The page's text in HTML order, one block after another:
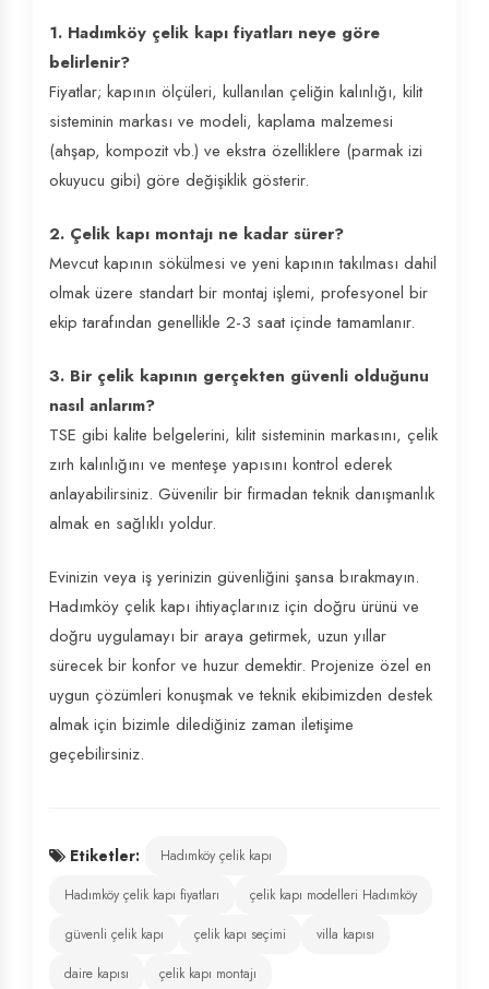
1. Hadımköy çelik kapı fiyatları neye göre
belirlenir?
Fiyatlar; kapının ölçüleri, kullanılan çeliğin kalınlığı, kilit
sisteminin markası ve modeli, kaplama malzemesi
(ahşap, kompozit vb.) ve ekstra özelliklere (parmak izi
okuyucu gibi) göre değişiklik gösterir.
2. Çelik kapı montajı ne kadar sürer?
Mevcut kapının sökülmesi ve yeni kapının takılması dahil
olmak üzere standart bir montaj işlemi, profesyonel bir
ekip tarafından genellikle 2-3 saat içinde tamamlanır.
3. Bir çelik kapının gerçekten güvenli olduğunu
nasıl anlarım?
TSE gibi kalite belgelerini, kilit sisteminin markasını, çelik
zırh kalınlığını ve menteşe yapısını kontrol ederek
anlayabilirsiniz. Güvenilir bir firmadan teknik danışmanlık
almak en sağlıklı yoldur.
Evinizin veya iş yerinizin güvenliğini şansa bırakmayın.
Hadımköy çelik kapı ihtiyaçlarınız için doğru ürünü ve
doğru uygulamayı bir araya getirmek, uzun yıllar
sürecek bir konfor ve huzur demektir. Projenize özel en
uygun çözümleri konuşmak ve teknik ekibimizden destek
almak için bizimle dilediğiniz zaman iletişime
geçebilirsiniz.
Etiketler:
Hadımköy çelik kapı
Hadımköy çelik kapı fiyatları
çelik kapı modelleri Hadımköy
güvenli çelik kapı
çelik kapı seçimi
villa kapısı
daire kapısı
çelik kapı montajı